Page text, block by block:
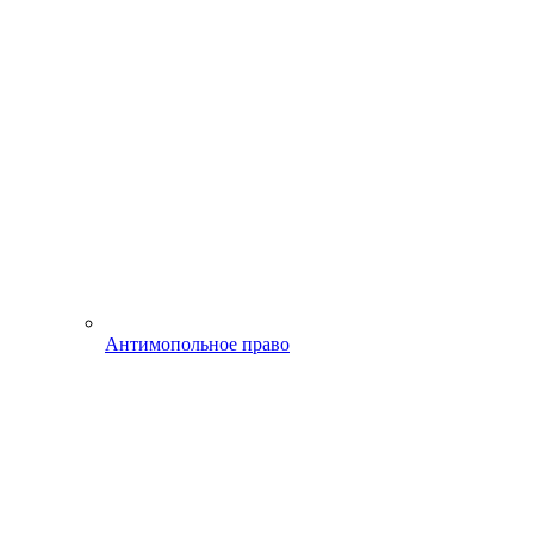
Антимопольное право